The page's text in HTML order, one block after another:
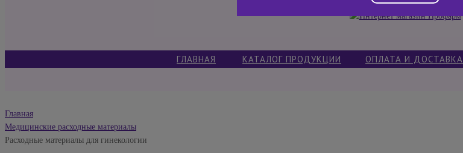
ГЛАВНАЯ КАТАЛОГ ПРОДУКЦИИ ОПЛАТА И ДОСТАВКА
Главная
Медицинские расходные материалы
Расходные материалы для гинекологии